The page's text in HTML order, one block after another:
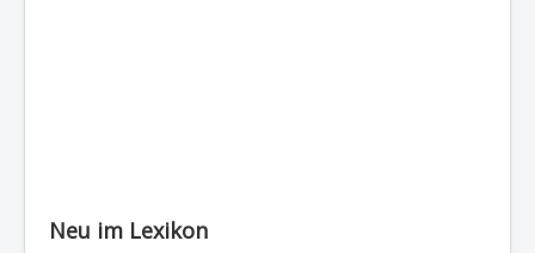
Neu im Lexikon